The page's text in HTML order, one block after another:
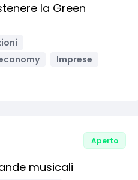
la Green
Imprese
Aperto
musicali